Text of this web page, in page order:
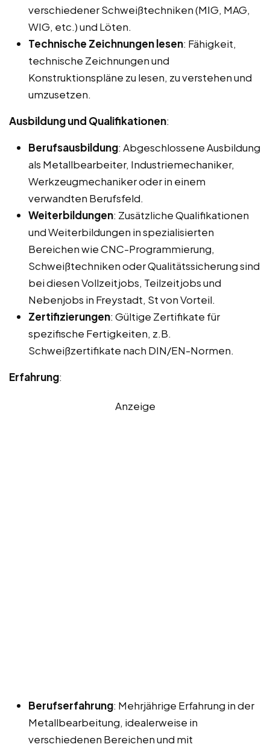
verschiedener Schweißtechniken (MIG, MAG,
WIG, etc.) und Löten.
Technische Zeichnungen lesen: Fähigkeit,
technische Zeichnungen und
Konstruktionspläne zu lesen, zu verstehen und
umzusetzen.
Ausbildung und Qualifikationen:
Berufsausbildung: Abgeschlossene Ausbildung
als Metallbearbeiter, Industriemechaniker,
Werkzeugmechaniker oder in einem
verwandten Berufsfeld.
Weiterbildungen: Zusätzliche Qualifikationen
und Weiterbildungen in spezialisierten
Bereichen wie CNC-Programmierung,
Schweißtechniken oder Qualitätssicherung sind
bei diesen Vollzeitjobs, Teilzeitjobs und
Nebenjobs in Freystadt, St von Vorteil.
Zertifizierungen: Gültige Zertifikate für
spezifische Fertigkeiten, z.B.
Schweißzertifikate nach DIN/EN-Normen.
Erfahrung:
Anzeige
Berufserfahrung: Mehrjährige Erfahrung in der
Metallbearbeitung, idealerweise in
verschiedenen Bereichen und mit